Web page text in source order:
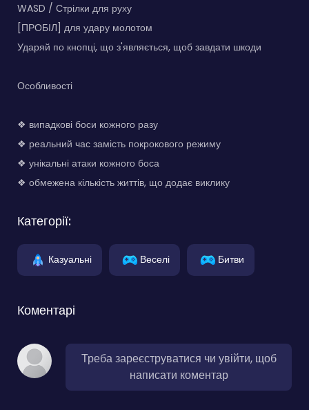
WASD / Стрілки для руху
[ПРОБІЛ] для удару молотом
Ударяй по кнопці, що з'являється, щоб завдати шкоди
Особливості
❖ випадкові боси кожного разу
❖ реальний час замість покрокового режиму
❖ унікальні атаки кожного боса
❖ обмежена кількість життів, що додає виклику
Категорії:
Казуальні Веселі Битви
Коментарі
Треба зареєструватися чи увійти, щоб
написати коментар